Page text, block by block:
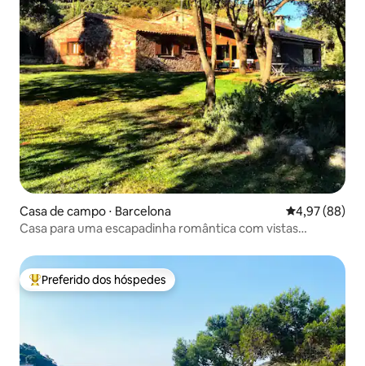
Casa de campo ⋅ Barcelona 4,97 de uma
4,97 (88)
Casa para uma escapadinha romântica com vistas
Entre os melhores preferidos dos hóspedes
Preferido dos hóspedes